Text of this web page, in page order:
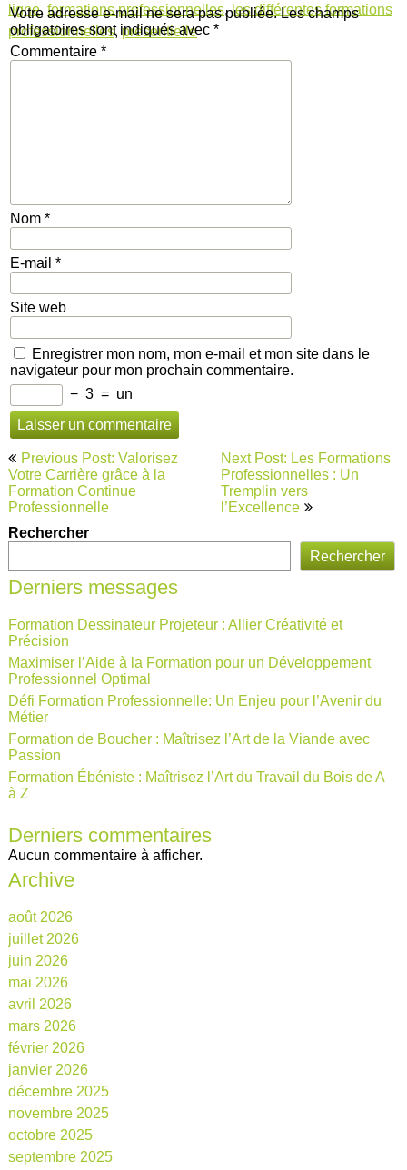
ligne, formations professionnelles,les différentes formations
professionnelles,présentielle
Votre adresse e-mail ne sera pas publiée. Les champs
obligatoires sont indiqués avec *
Commentaire *
Nom *
E-mail *
Site web
Enregistrer mon nom, mon e-mail et mon site dans le
navigateur pour mon prochain commentaire.
− 3 = un
Navigation
de
l’article
Previous Post: Valorisez
Votre Carrière grâce à la
Formation Continue
Professionnelle
Next Post: Les Formations
Professionnelles : Un
Tremplin vers
l’Excellence
Rechercher
Rechercher
Derniers messages
Formation Dessinateur Projeteur : Allier Créativité et
Précision
Maximiser l’Aide à la Formation pour un Développement
Professionnel Optimal
Défi Formation Professionnelle: Un Enjeu pour l’Avenir du
Métier
Formation de Boucher : Maîtrisez l’Art de la Viande avec
Passion
Formation Ébéniste : Maîtrisez l’Art du Travail du Bois de A
à Z
Derniers commentaires
Aucun commentaire à afficher.
Archive
août 2026
juillet 2026
juin 2026
mai 2026
avril 2026
mars 2026
février 2026
janvier 2026
décembre 2025
novembre 2025
octobre 2025
septembre 2025